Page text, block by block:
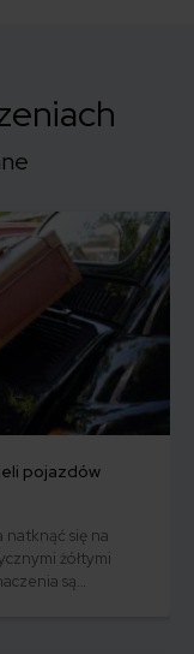
pojazdów
natknąć się na
żółtymi
są